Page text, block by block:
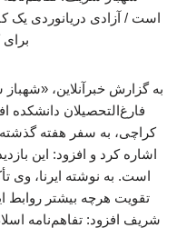
به گزارش خبرآنلاین،
فارغ‌التحصیلان دانشکده
کراچی، به سفر هفته
اشاره کرد و افزود: این
است. به نوشته ایرنا، وی
تقویت هرچه بیشتر روابط
شریف افزود: تفاهم‌نامه